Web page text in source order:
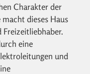
Charakter der
dieses Haus
eine
und